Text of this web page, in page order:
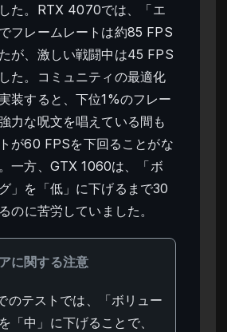
た。RTX 4070では、「エ
フレームレートは約85 FPS
が、激しい戦闘中は45 FPS
た。コミュニティの最適化
装すると、下位1%のフレー
力な呪文を唱えている間も
が60 FPSを下回ることがな
一方、GTX 1060は、「ボ
」を「低」に下げるまで30
のに苦労していました。
に関する注意
のテストでは、「ボリュー
「中」に下げることで、